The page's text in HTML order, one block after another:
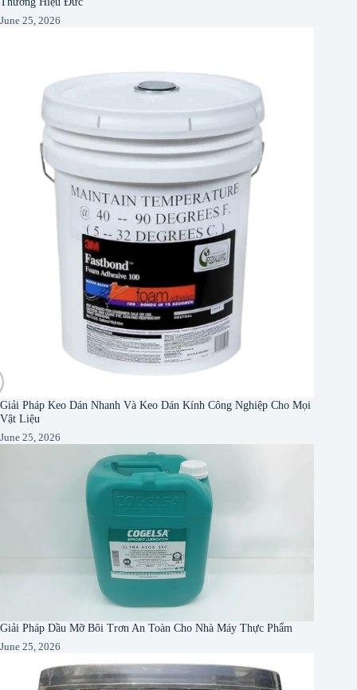
June 25, 2026
Giải Pháp Keo Dán Nhanh Và Keo Dán Kính Công Nghiệp Cho Mọi
Vật Liệu
June 25, 2026
Giải Pháp Dầu Mỡ Bôi Trơn An Toàn Cho Nhà Máy Thực Phẩm
June 25, 2026